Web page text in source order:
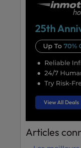
Articles